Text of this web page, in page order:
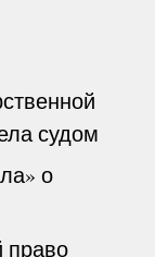
судом
о
право